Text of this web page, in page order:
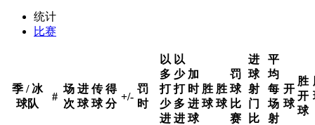
统计
比赛
季 / 冰
球队
#
场
次
进
球
传
球
得
分
+/-
罚
时
以
多
打
少
进
以
少
打
多
进
加
时
进
球
胜
球
胜
球
罚
球
比
赛
进
球
射
门
比
平
均
每
场
射
开
球
胜
开
球